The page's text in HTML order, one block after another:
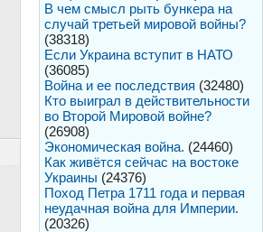
В чем смысл рыть бункера на
случай третьей мировой войны?
(38318)
Если Украина вступит в НАТО
(36085)
Война и ее последствия (32480)
Кто выиграл в действительности
во Второй Мировой войне?
(26908)
Экономическая война. (24460)
Как живётся сейчас на востоке
Украины (24376)
Поход Петра 1711 года и первая
неудачная война для Империи.
(20326)